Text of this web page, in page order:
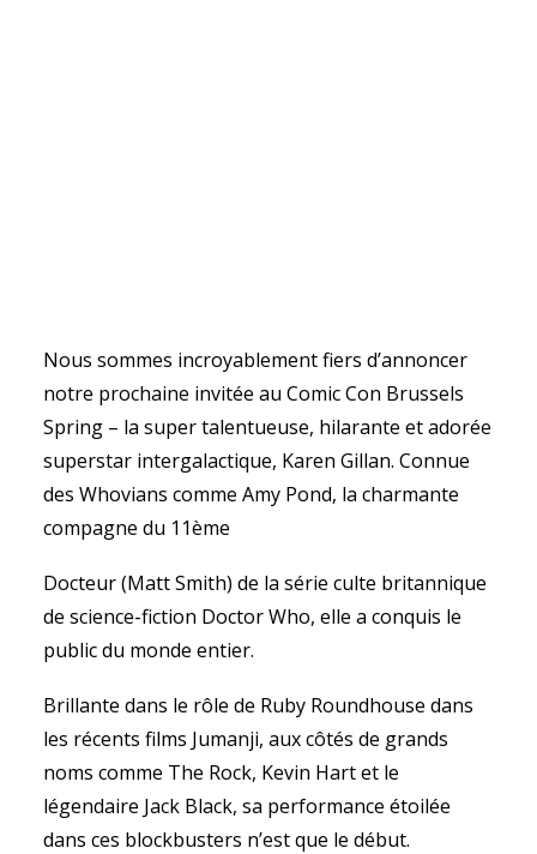
Nous sommes incroyablement fiers d’annoncer
notre prochaine invitée au Comic Con Brussels
Spring – la super talentueuse, hilarante et adorée
superstar intergalactique, Karen Gillan. Connue
des Whovians comme Amy Pond, la charmante
compagne du 11ème
Docteur (Matt Smith) de la série culte britannique
de science-fiction Doctor Who, elle a conquis le
public du monde entier.
Brillante dans le rôle de Ruby Roundhouse dans
les récents films Jumanji, aux côtés de grands
noms comme The Rock, Kevin Hart et le
légendaire Jack Black, sa performance étoilée
dans ces blockbusters n’est que le début.